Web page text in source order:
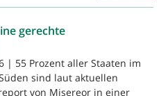
gerechte
| 55 Prozent aller Staaten im
sind laut aktuellen
von Misereor in einer